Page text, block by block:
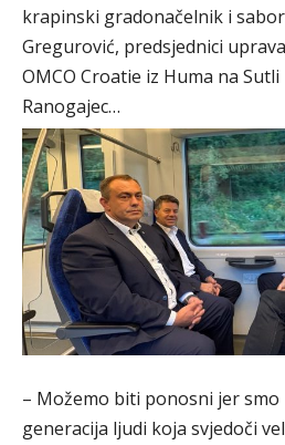
krapinski gradonačelnik i
Gregurović, predsjednici
OMCO Croatie iz Huma na
Ranogajec…
– Možemo biti ponosni jer
generacija ljudi koja svjedoči